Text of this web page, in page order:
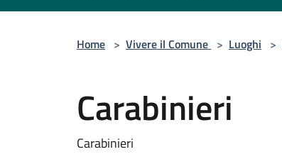
Home > Vivere il Comune > Luoghi >
Carabinieri
Carabinieri